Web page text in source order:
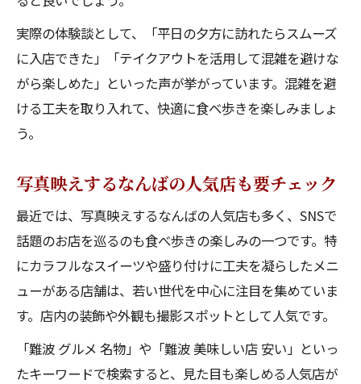
実際の体験談として、「平日の夕方に訪れたらスムーズ
に入店できた」「テイクアウトを活用して混雑を避けな
がら楽しめた」といった声が挙がっています。混雑を避
ける工夫を取り入れて、快適に食べ歩きを楽しみましょ
う。
写真映えするなんばの人気店も要チェック
最近では、写真映えするなんばの人気店も多く、SNSで
話題のお店を巡るのも食べ歩きの楽しみの一つです。特
にカラフルなスイーツや盛り付けに工夫を凝らしたメニ
ューがある店舗は、若い世代を中心に注目を集めていま
す。店内の装飾や外観も撮影スポットとして人気です。
「難波 グルメ 名物」や「難波 美味しい店 安い」といっ
たキーワードで検索すると、見た目も楽しめる人気店が